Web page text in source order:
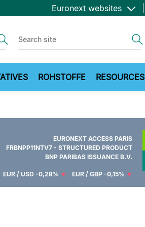
Euronext websites
ROHSTOFFE RESOURCES
EURONEXT ACCESS PARIS
FRBNPP11NTV7 - STRUCTURED PRODUCT
BNP PARIBAS ISSUANCE B.V.
EUR / USD -0,28% EUR / GBP -0,15%